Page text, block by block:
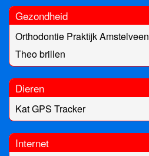
Gezondheid
Orthodontie Praktijk Amstelveen
Theo brillen
Dieren
Kat GPS Tracker
Internet